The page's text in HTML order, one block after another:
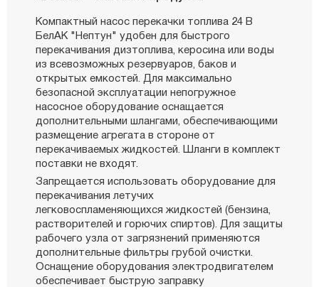
Компактный насос перекачки топлива 24 В
БелАК "Нептун" удобен для быстрого
перекачивания дизтоплива, керосина или воды
из всевозможных резервуаров, баков и
открытых емкостей. Для максимально
безопасной эксплуатации непогружное
насосное оборудование оснащается
дополнительными шлангами, обеспечивающими
размещение агрегата в стороне от
перекачиваемых жидкостей. Шланги в комплект
поставки не входят.
Запрещается использовать оборудование для
перекачивания летучих
легковоспламеняющихся жидкостей (бензина,
растворителей и горючих спиртов). Для защиты
рабочего узла от загрязнений применяются
дополнительные фильтры грубой очистки.
Оснащение оборудования электродвигателем
обеспечивает быструю заправку